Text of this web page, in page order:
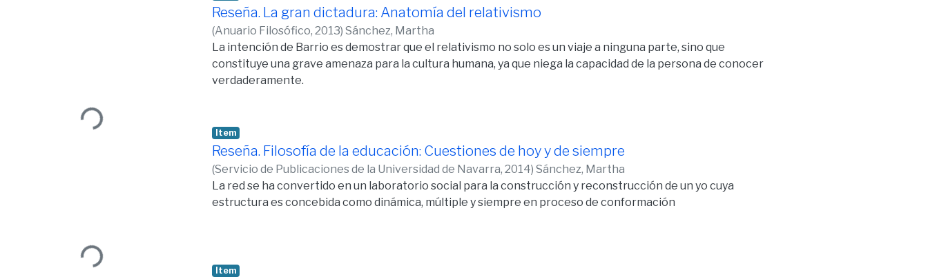
Loading...
Reseña. La gran dictadura: Anatomía del relativismo
(Anuario Filosófico, 2013) Sánchez, Martha
La intención de Barrio es demostrar que el relativismo no solo es un viaje a ninguna parte, sino que
constituye una grave amenaza para la cultura humana, ya que niega la capacidad de la persona de conocer
verdaderamente.
Loading...
Item
Reseña. Filosofía de la educación: Cuestiones de hoy y de siempre
(Servicio de Publicaciones de la Universidad de Navarra, 2014) Sánchez, Martha
La red se ha convertido en un laboratorio social para la construcción y reconstrucción de un yo cuya
estructura es concebida como dinámica, múltiple y siempre en proceso de conformación
Item